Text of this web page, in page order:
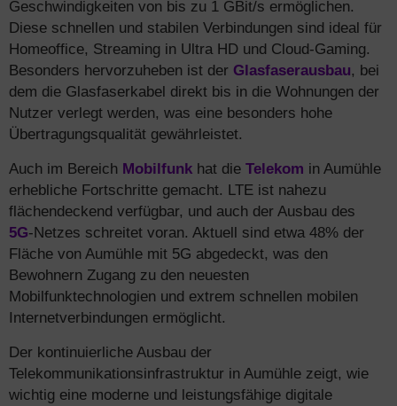
Geschwindigkeiten von bis zu 1 GBit/s ermöglichen.
Diese schnellen und stabilen Verbindungen sind ideal für
Homeoffice, Streaming in Ultra HD und Cloud-Gaming.
Besonders hervorzuheben ist der Glasfaserausbau, bei
dem die Glasfaserkabel direkt bis in die Wohnungen der
Nutzer verlegt werden, was eine besonders hohe
Übertragungsqualität gewährleistet.
Auch im Bereich Mobilfunk hat die Telekom in Aumühle
erhebliche Fortschritte gemacht. LTE ist nahezu
flächendeckend verfügbar, und auch der Ausbau des
5G-Netzes schreitet voran. Aktuell sind etwa 48% der
Fläche von Aumühle mit 5G abgedeckt, was den
Bewohnern Zugang zu den neuesten
Mobilfunktechnologien und extrem schnellen mobilen
Internetverbindungen ermöglicht.
Der kontinuierliche Ausbau der
Telekommunikationsinfrastruktur in Aumühle zeigt, wie
wichtig eine moderne und leistungsfähige digitale